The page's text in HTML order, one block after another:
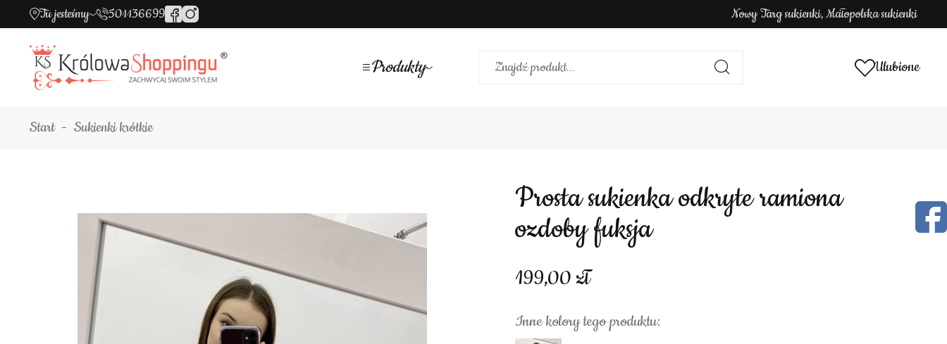
Tu jesteśmy 501136699 Nowy Targ sukienki, Małopolska sukienki
Produkty Ulubione
Start Sukienki krótkie
Prosta sukienka odkryte ramiona
ozdoby fuksja
199,00
Inne kolory tego produktu: